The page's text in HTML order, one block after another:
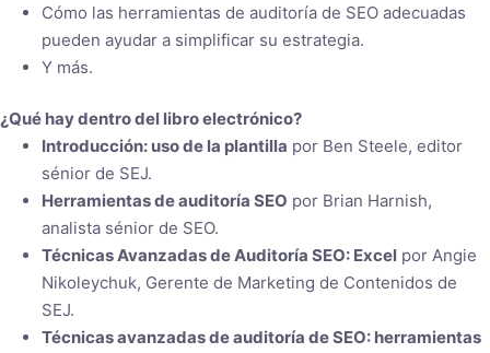
Cómo las herramientas de auditoría de SEO adecuadas
pueden ayudar a simplificar su estrategia.
Y más.
¿Qué hay dentro del libro electrónico?
Introducción: uso de la plantilla por Ben Steele, editor
sénior de SEJ.
Herramientas de auditoría SEO por Brian Harnish,
analista sénior de SEO.
Técnicas Avanzadas de Auditoría SEO: Excelpor Angie
Nikoleychuk, Gerente de Marketing de Contenidos de
SEJ.
Técnicas avanzadas de auditoría de SEO: herramientas